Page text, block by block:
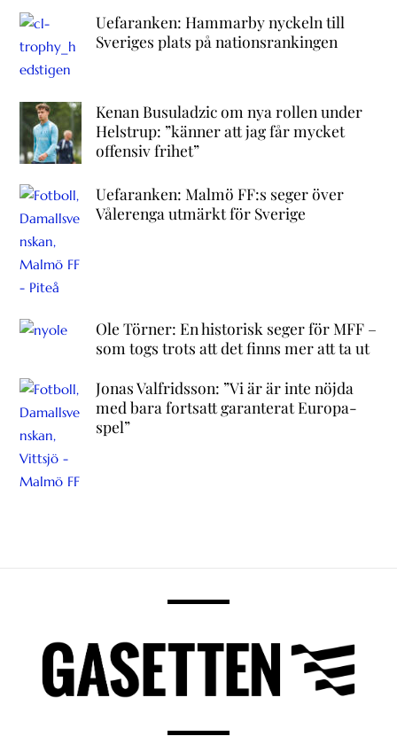
Uefaranken: Hammarby nyckeln till
Sveriges plats på nationsrankingen
Kenan Busuladzic om nya rollen under
Helstrup: ”känner att jag får mycket
offensiv frihet”
Uefaranken: Malmö FF:s seger över
Vålerenga utmärkt för Sverige
Ole Törner: En historisk seger för MFF –
som togs trots att det finns mer att ta ut
Jonas Valfridsson: ”Vi är är inte nöjda
med bara fortsatt garanterat Europa-
spel”